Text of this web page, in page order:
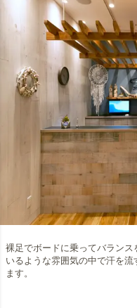
裸足でボードに乗ってバラン
いるような雰囲気の中で汗を
ます。